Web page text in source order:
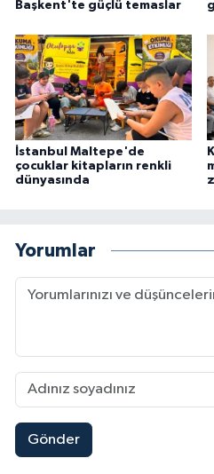
Başkent'te güçlü temaslar
İstanbul Maltepe'de
çocuklar kitapların renkli
dünyasında
Yorumlar
Gönder